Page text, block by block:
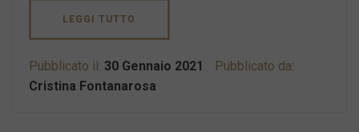
LEGGI TUTTO
Pubblicato il: 30 Gennaio 2021
Pubblicato da:
Cristina Fontanarosa